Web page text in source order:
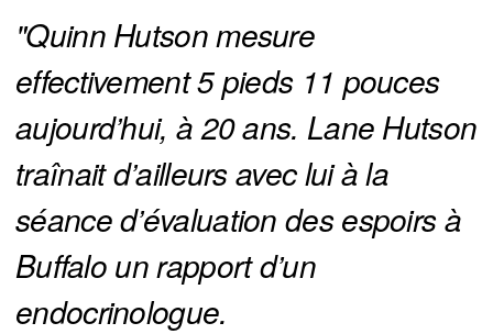
"Quinn Hutson mesure
effectivement 5 pieds 11 pouces
aujourd’hui, à 20 ans. Lane Hutson
traînait d’ailleurs avec lui à la
séance d’évaluation des espoirs à
Buffalo un rapport d’un
endocrinologue.